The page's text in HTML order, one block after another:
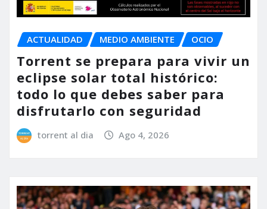
ACTUALIDAD MEDIO AMBIENTE OCIO
Torrent se prepara para vivir un
eclipse solar total histórico:
todo lo que debes saber para
disfrutarlo con seguridad
torrent al dia Ago 4, 2026